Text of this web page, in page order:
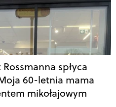
spłyca
60-letnia mama
mikołajowym